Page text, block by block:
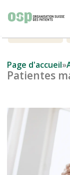
Page d'accueil»
Patientes